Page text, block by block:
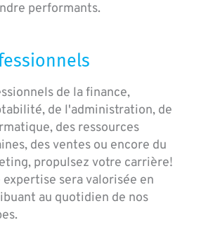
performants.
de la finance,
de l'administration, de
des ressources
des ventes ou encore du
propulsez votre carrière!
expertise sera valorisée en
au quotidien de nos